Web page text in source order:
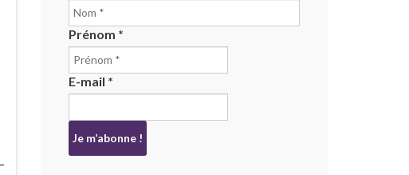
Prénom *
E-mail *